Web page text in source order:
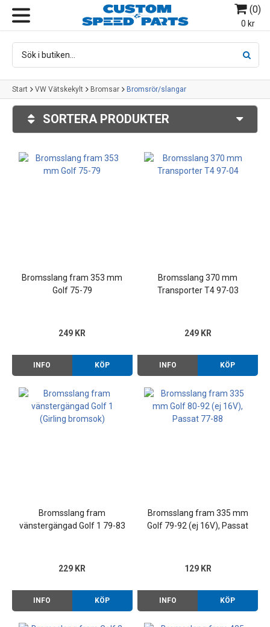
(0)
0 kr
Start VW Vätskekylt Bromsar Bromsrör/slangar
SORTERA PRODUKTER
Bromsslang fram 353 mm
Golf 75-79
249 KR
INFO KÖP
Bromsslang 370 mm
Transporter T4 97-03
249 KR
INFO KÖP
Bromsslang fram
vänstergängad Golf 1 79-83
229 KR
INFO KÖP
Bromsslang fram 335 mm
Golf 79-92 (ej 16V), Passat
129 KR
INFO KÖP